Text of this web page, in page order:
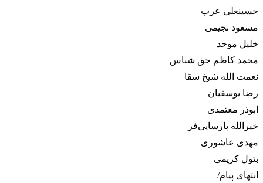
حسینعلی عرب
مسعود نجیمی
خلیل موحد
محمد کاظم حق شناس
نعمت الله شیخ سقا
رضا یوسفیان
ابوذر معتمدی
خیرالله پارسایی‌فر
مهدی عاشوری
بتول کریمی
انتهای پیام/